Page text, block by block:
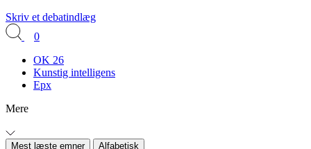
Skriv et debatindlæg
0
OK 26
Kunstig intelligens
Epx
Mere
Mest læste emner Alfabetisk